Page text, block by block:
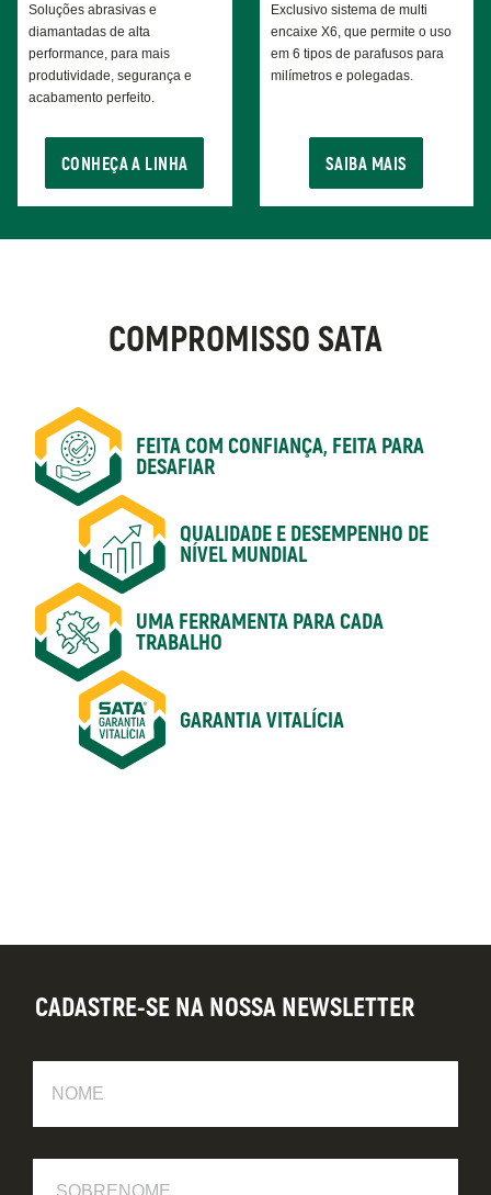
Soluções abrasivas e
diamantadas de alta
performance, para mais
produtividade, segurança e
acabamento perfeito.
CONHEÇA A LINHA
Exclusivo sistema de multi
encaixe X6, que permite o uso
em 6 tipos de parafusos para
milímetros e polegadas.
SAIBA MAIS
COMPROMISSO SATA
FEITA COM CONFIANÇA, FEITA PARA
DESAFIAR
QUALIDADE E DESEMPENHO DE
NÍVEL MUNDIAL
UMA FERRAMENTA PARA CADA
TRABALHO
GARANTIA VITALÍCIA
CADASTRE-SE NA NOSSA NEWSLETTER